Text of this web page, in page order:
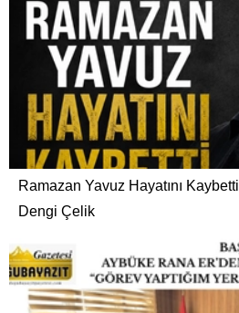
Ramazan Yavuz Hayatını Kaybetti
Dengi Çelik